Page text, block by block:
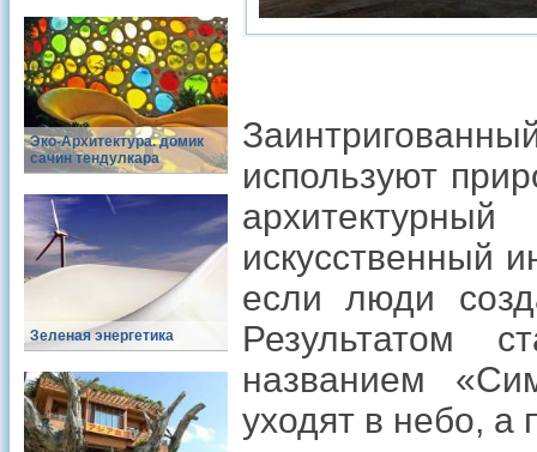
Эко-Архитектура. домик
сачин тендулкара
Зеленая энергетика
используют
искусственный
если люди
Результатом
названием
уходят в небо,